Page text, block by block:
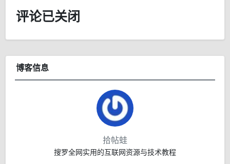
评论已关闭
博客信息
拾帖蛙
搜罗全网实用的互联网资源与技术教程